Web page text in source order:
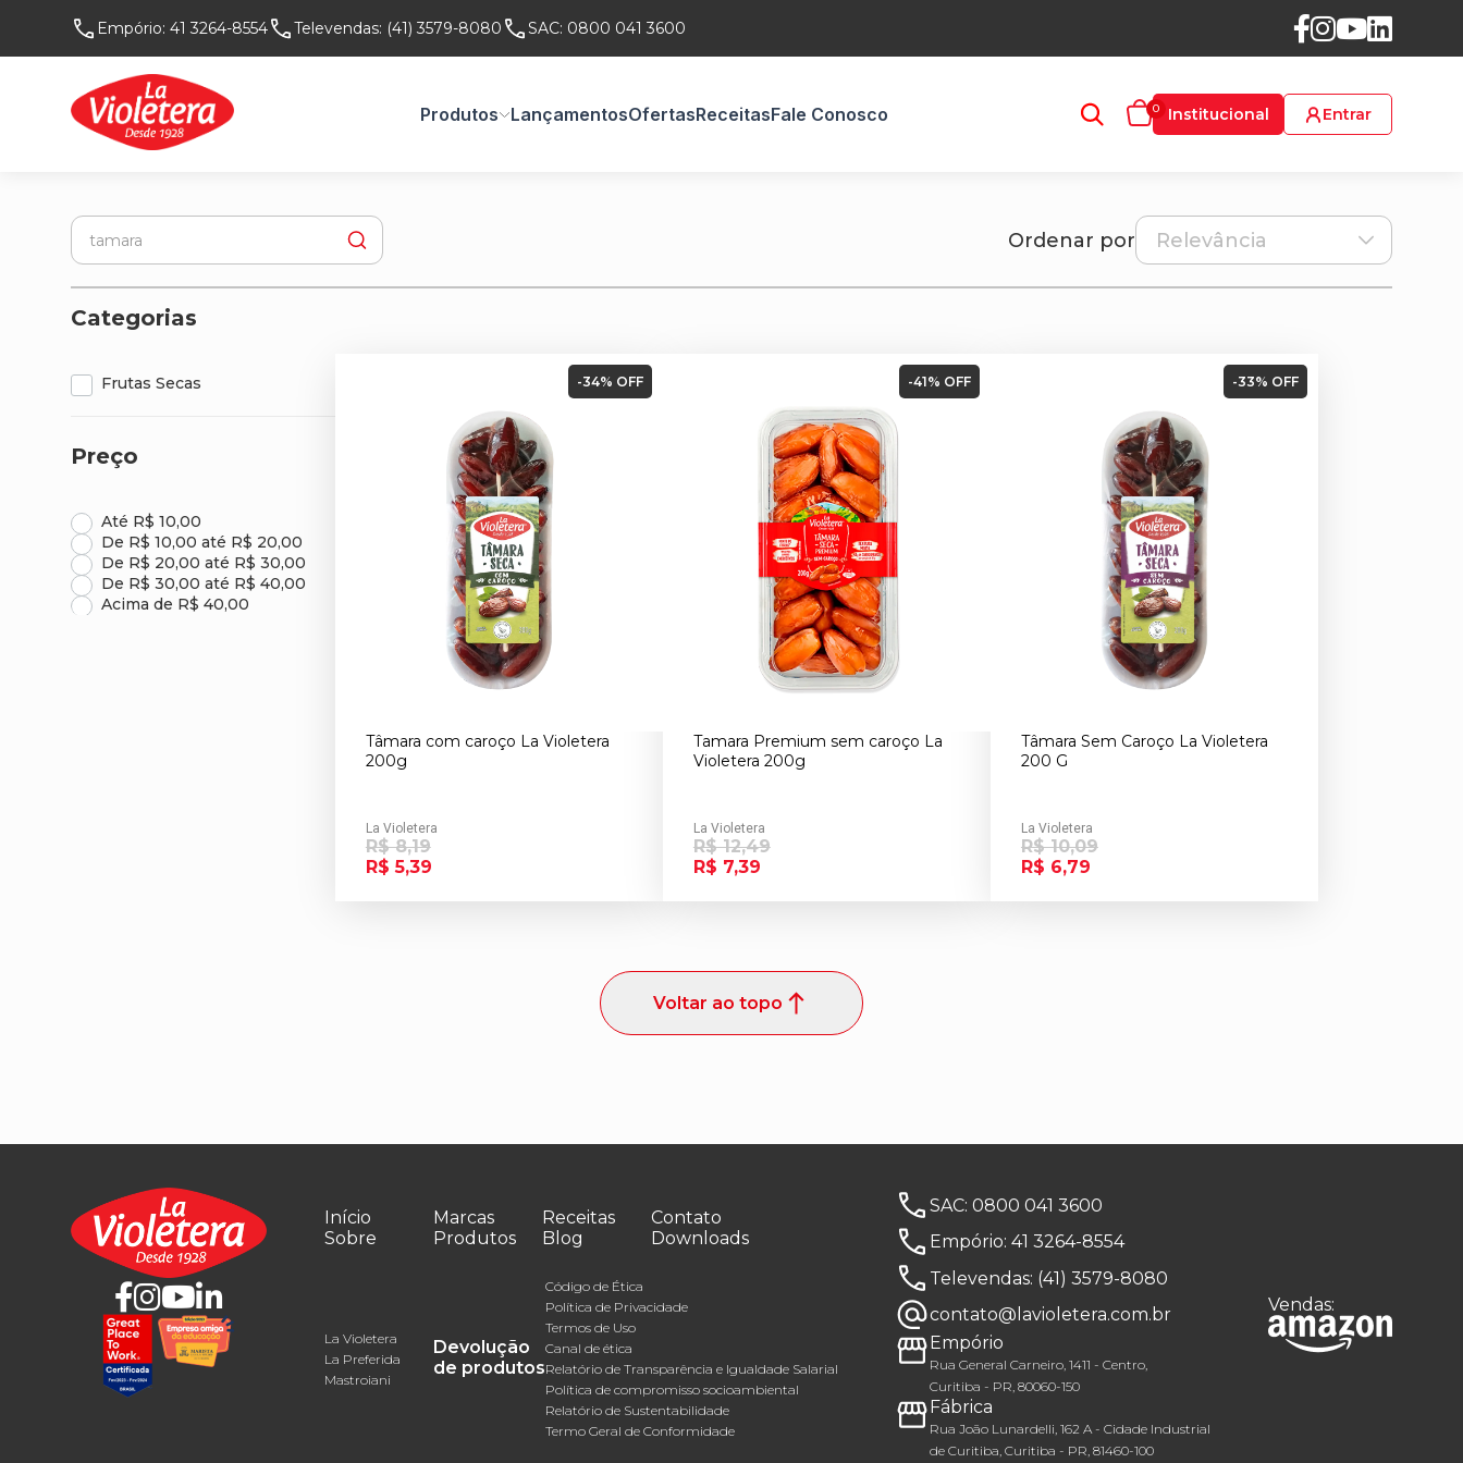
Empório: 41 3264-8554 Televendas: (41) 3579-8080 SAC: 0800 041 3600
Produtos LançamentosOfertasReceitasFale Conosco 0 Institucional Entrar
Ordenar por
Categorias
Frutas Secas
Preço
Até R$ 10,00
De R$ 10,00 até R$ 20,00
De R$ 20,00 até R$ 30,00
De R$ 30,00 até R$ 40,00
Acima de R$ 40,00
-34% OFF
Tâmara com caroço La Violetera
200g
La Violetera
R$ 8,19
R$ 5,39
-41% OFF
Tamara Premium sem caroço La
Violetera 200g
La Violetera
R$ 12,49
R$ 7,39
-33% OFF
Tâmara Sem Caroço La Violetera
200 G
La Violetera
R$ 10,09
R$ 6,79
Voltar ao topo
Início
Sobre
Marcas
Produtos
Receitas
Blog
Contato
Downloads
La Violetera
La Preferida
Mastroiani
Devolução
de produtos
Código de Ética
Política de Privacidade
Termos de Uso
Canal de ética
Relatório de Transparência e Igualdade Salarial
Política de compromisso socioambiental
Relatório de Sustentabilidade
Termo Geral de Conformidade
SAC:0800 041 3600
Empório:41 3264-8554
Televendas: (41) 3579-8080
contato@lavioletera.com.br
Empório
Rua General Carneiro, 1411 - Centro,
Curitiba - PR, 80060-150
Fábrica
Rua João Lunardelli, 162 A - Cidade Industrial
de Curitiba, Curitiba - PR, 81460-100
Vendas: